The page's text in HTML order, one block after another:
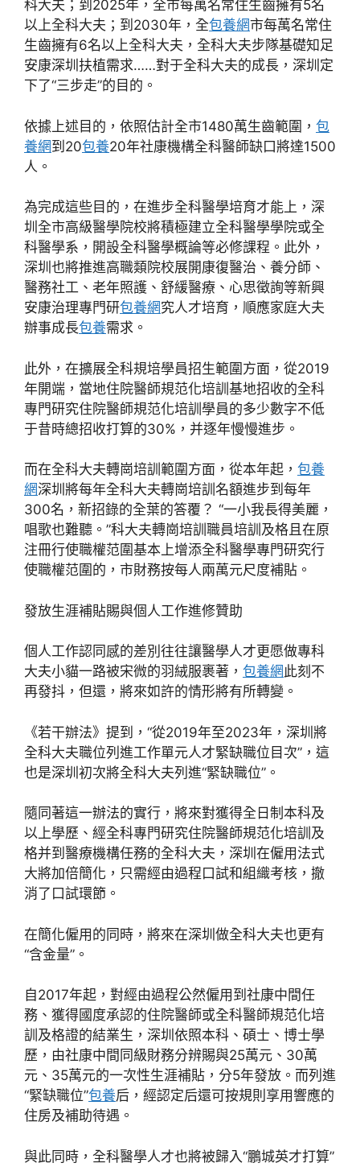
科大夫；到2025年，全市每萬名常住生齒擁有5名
以上全科大夫；到2030年，全包養網市每萬名常住
生齒擁有6名以上全科大夫，全科大夫步隊基礎知足
安康深圳扶植需求……對于全科大夫的成長，深圳定
下了“三步走”的目的。
依據上述目的，依照估計全市1480萬生齒範圍， 包
養網到20包養20年社康機構全科醫師缺口將達1500
人。
為完成這些目的，在進步全科醫學培育才能上，深
圳全市高級醫學院校將積極建立全科醫學學院或全
科醫學系，開設全科醫學概論等必修課程。此外，
深圳也將推進高職類院校展開康復醫治、養分師、
醫務社工、老年照護、舒緩醫療、心思徵詢等新興
安康治理專門研包養網究人才培育，順應家庭大夫
辦事成長包養需求。
此外，在擴展全科規培學員招生範圍方面，從2019
年開端，當地住院醫師規范化培訓基地招收的全科
專門研究住院醫師規范化培訓學員的多少數字不低
于昔時總招收打算的30%，并逐年慢慢進步。
而在全科大夫轉崗培訓範圍方面，從本年起， 包養
網深圳將每年全科大夫轉崗培訓名額進步到每年
300名，新招錄的全葉的答覆？ “一小我長得美麗，
唱歌也難聽。”科大夫轉崗培訓職員培訓及格且在原
注冊行使職權范圍基本上增添全科醫學專門研究行
使職權范圍的，市財務按每人兩萬元尺度補貼。
發放生涯補貼賜與個人工作進修贊助
個人工作認同感的差別往往讓醫學人才更愿做專科
大夫小貓一路被宋微的羽絨服裹著， 包養網 此刻不
再發抖，但還，將來如許的情形將有所轉變。
《若干辦法》提到，“從2019年至2023年，深圳將
全科大夫職位列進工作單元人才緊缺職位目次”，這
也是深圳初次將全科大夫列進“緊缺職位”。
隨同著這一辦法的實行，將來對獲得全日制本科及
以上學歷、經全科專門研究住院醫師規范化培訓及
格并到醫療機構任務的全科大夫，深圳在僱用法式
大將加倍簡化，只需經由過程口試和組織考核，撤
消了口試環節。
在簡化僱用的同時，將來在深圳做全科大夫也更有
“含金量”。
自2017年起，對經由過程公然僱用到社康中間任
務、獲得國度承認的住院醫師或全科醫師規范化培
訓及格證的結業生，深圳依照本科、碩士、博士學
歷，由社康中間同級財務分辨賜與25萬元、30萬
元、35萬元的一次性生涯補貼，分5年發放。而列進
“緊缺職位”包養后，經認定后還可按規則享用響應的
住房及補助待遇。
與此同時，全科醫學人才也將被歸入“鵬城英才打算”